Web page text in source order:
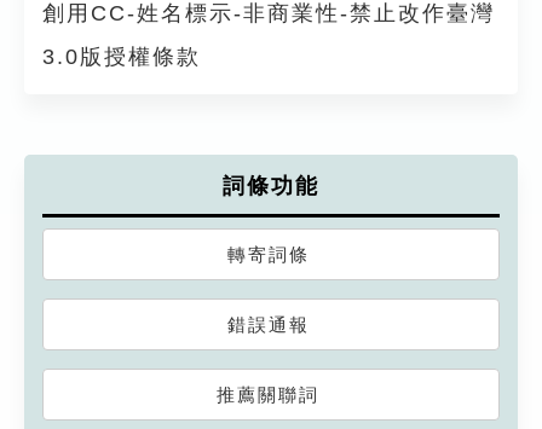
創用CC-姓名標示-非商業性-禁止改作臺灣
3.0版授權條款
詞條功能
轉寄詞條
錯誤通報
推薦關聯詞